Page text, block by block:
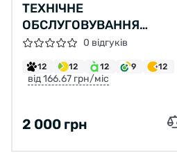
ТЕХНІЧНЕ
ОБСЛУГОВУВАННЯ
ВЕЛОСИПЕДА
0 відгуків
12 12 12 9 12
від 166.67 грн/міс
2 000 грн